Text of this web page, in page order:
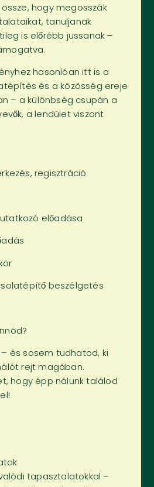
hogy megosszák
tanuljanak
is előrébb jussanak –
hasonlóan itt is a
és a közösség ereje
– a különbség csupán a
a lendület viszont
regisztráció
előadása
beszélgetés
és sosem tudhatod, ki
rejt magában.
hogy épp nálunk találod
tapasztalatokkal –